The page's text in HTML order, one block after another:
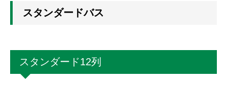
スタンダードバス
スタンダード12列